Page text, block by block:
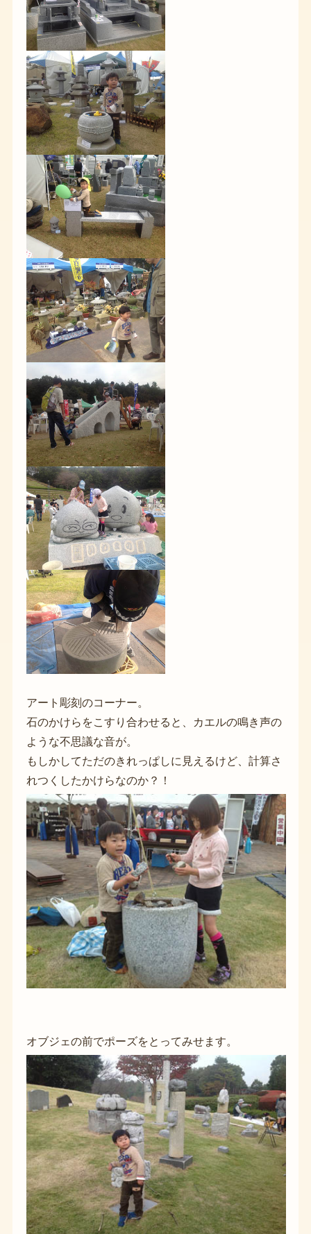
アート彫刻のコーナー。
石のかけらをこすり合わせると、カエルの鳴き声の
ような不思議な音が。
もしかしてただのきれっぱしに見えるけど、計算さ
れつくしたかけらなのか？！
オブジェの前でポーズをとってみせます。